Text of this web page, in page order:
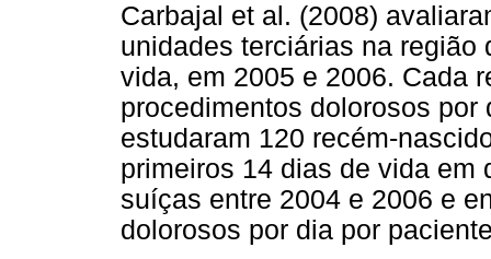
Carbajal et al. (2008)
unidades terciárias na
vida, em 2005 e 2006. Cada
procedimentos dolorosos
estudaram 120 recém-
primeiros 14 dias de vida em
suíças entre 2004 e 2006 e
dolorosos por dia por